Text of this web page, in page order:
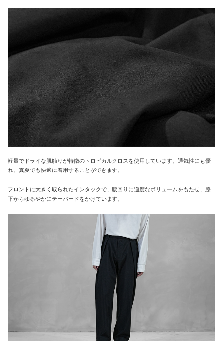
軽量でドライな肌触りが特徴のトロピカルクロスを使用しています。通気性にも優
れ、真夏でも快適に着用することができます。
フロントに大きく取られたインタックで、腰回りに適度なボリュームをもたせ、膝
下からゆるやかにテーパードをかけています。